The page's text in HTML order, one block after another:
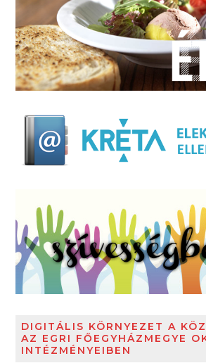
DIGITÁLIS KÖRNYEZET A
AZ EGRI FŐEGYHÁZMEGYE
INTÉZMÉNYEIBEN